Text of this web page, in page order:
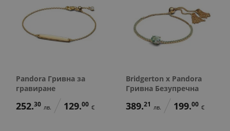
Pandora Гривна за
гравиране
252.30 лв. 129.00 €
Bridgerton x Pandora
Гривна Безупречна
389.21 лв. 199.00 €